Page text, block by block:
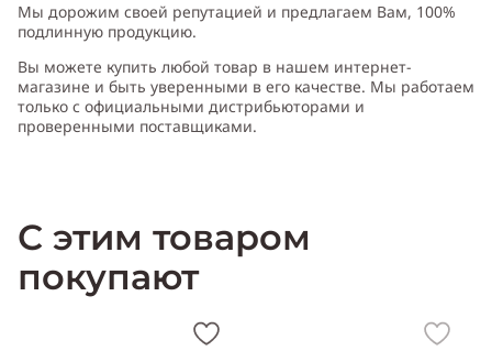
Мы дорожим своей репутацией и предлагаем Вам, 100%
подлинную продукцию.
Вы можете купить любой товар в нашем интернет-
магазине и быть уверенными в его качестве. Мы работаем
только с официальными дистрибьюторами и
проверенными поставщиками.
С этим товаром
покупают